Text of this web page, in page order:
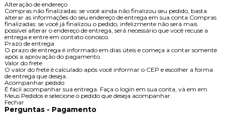
Alteração de endereço
Compras não finalizadas: se você ainda não finalizou seu pedido, basta
alterar as informações do seu endereço de entrega em sua conta.Compras
finalizadas: se você já finalizou o pedido, infelizmente não será mais
possível alterar o endereço de entrega, será necessário que você recuse a
entrega e entre em contato conosco.
Prazo de entrega
O prazo de entrega é informado em dias úteis e começa a contar somente
após a aprovação do pagamento.
Valor do frete
O valor do frete é calculado após você informar o CEP e escolher a forma
de entrega que deseja..
Acompanhar pedido
É fácil acompanhar sua entrega. Faça o login em sua conta, vá em em
Meus Pedidos e selecione o pedido que deseja acompanhar.
Fechar
Perguntas - Pagamento